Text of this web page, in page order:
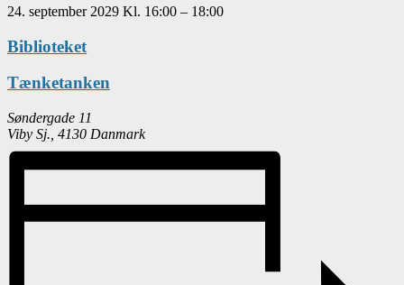
24. september 2029 Kl. 16:00 – 18:00
Biblioteket
Tænketanken
Søndergade 11
Viby Sj. 4130 Danmark